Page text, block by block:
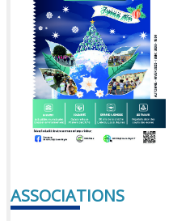
ASSOCIATIONS